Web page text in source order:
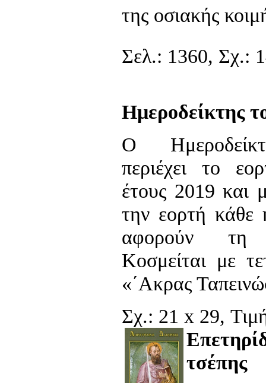
της οσιακής
Σελ.: 1360, Σχ.:
Ημεροδείκτης
Ο
περιέχει το
έτους 2019 και
την εορτή κάθε
αφορούν τη
Κοσμείται με
«΄Ακρας
Σχ.: 21 x 29,
τσέπης